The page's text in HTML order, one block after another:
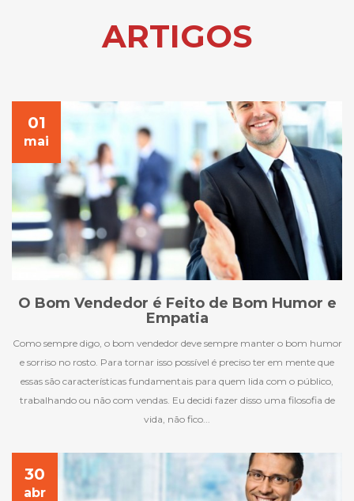
ARTIGOS
01
mai
O Bom Vendedor é Feito de Bom Humor e
Empatia
Como sempre digo, o bom vendedor deve sempre manter o bom humor
e sorriso no rosto. Para tornar isso possível é preciso ter em mente que
essas são características fundamentais para quem lida com o público,
trabalhando ou não com vendas. Eu decidi fazer disso uma filosofia de
vida, não fico...
30
abr